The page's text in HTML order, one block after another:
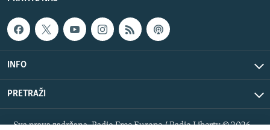
INFO
PRETRAŽI
Sva prava zadržana. Radio Free Europe / Radio Liberty © 2026